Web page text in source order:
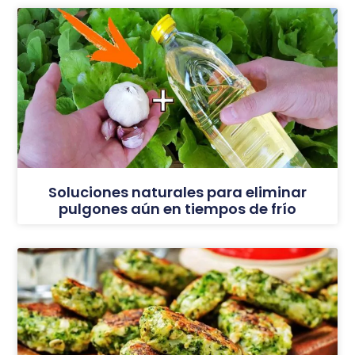
Soluciones naturales para eliminar
pulgones aún en tiempos de frío